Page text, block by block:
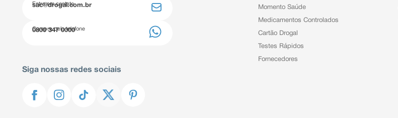
Entre em contato
sac@drogal.com.br
Compre pelo telefone
0800 347 0000
Siga nossas redes sociais
Momento Saúde
Medicamentos Controlados
Cartão Drogal
Testes Rápidos
Fornecedores